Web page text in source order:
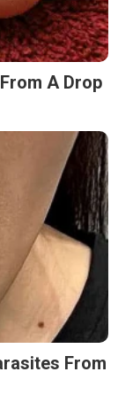
A Drop
From